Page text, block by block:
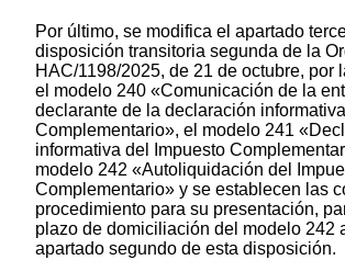
Por último, se modifica el apartado
disposición transitoria segunda de la
HAC/1198/2025, de 21 de octubre, por
el modelo 240 «Comunicación de la
declarante de la declaración
Complementario», el modelo 241
informativa del Impuesto
modelo 242 «Autoliquidación del
Complementario» y se establecen las
procedimiento para su presentación,
plazo de domiciliación del modelo 242
apartado segundo de esta disposición.